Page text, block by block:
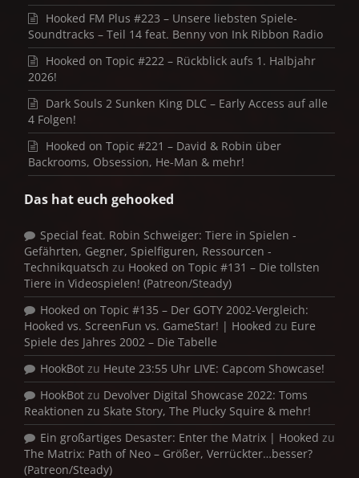
Hooked FM Plus #223 – Unsere liebsten Spiele-
Soundtracks – Teil 14 feat. Benny von Ink Ribbon Radio
Hooked on Topic #222 – Rückblick aufs 1. Halbjahr
2026!
Dark Souls 2 Sunken King DLC – Early Access auf alle
4 Folgen!
Hooked on Topic #221 – David & Robin über
Backrooms, Obsession, He-Man & mehr!
Das hat euch gehooked
Special feat. Robin Schweiger: Tiere in Spielen -
Gefährten, Gegner, Spielfiguren, Ressourcen -
Technikquatsch zu Hooked on Topic #131 – Die tollsten
Tiere in Videospielen! (Patreon/Steady)
Hooked on Topic #135 – Der GOTY 2002-Vergleich:
Hooked vs. ScreenFun vs. GameStar! | Hooked zu Eure
Spiele des Jahres 2002 – Die Tabelle
HookBot zu Heute 23:55 Uhr LIVE: Capcom Showcase!
HookBot zu Devolver Digital Showcase 2022: Toms
Reaktionen zu Skate Story, The Plucky Squire & mehr!
Ein großartiges Desaster: Enter the Matrix | Hooked zu
The Matrix: Path of Neo – Größer, Verrückter…besser?
(Patreon/Steady)